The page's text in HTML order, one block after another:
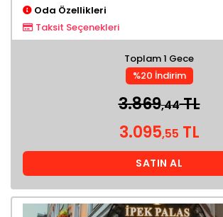
Oda Özellikleri
Taksit Seçenekleri
Toplam 1 Gece
%20 İndirim
3.869,44TL
3.095,55 TL
SATIN AL